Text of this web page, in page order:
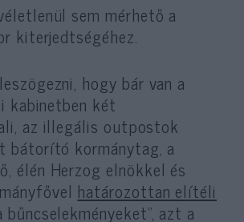
sem mérhető a
kiterjedtségéhez.
hogy bár van a
kabinetben két
az illegális outpostok
bátorító kormánytag, a
élén Herzog elnökkel és
határozottan elítéli
bűncselekményeket”, azt a